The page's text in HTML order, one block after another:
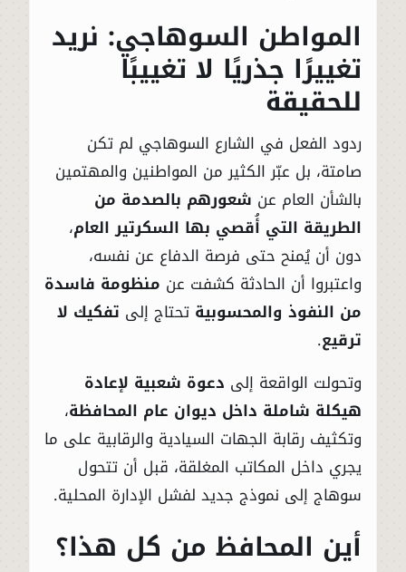
المواطن السوهاجي: نريد
تغييرًا جذريًا لا تغييبًا
للحقيقة
ردود الفعل في الشارع السوهاجي لم تكن
صامتة، بل عبّر الكثير من المواطنين والمهتمين
بالشأن العام عن شعورهم بالصدمة من
الطريقة التي أُقصي بها السكرتير العام،
دون أن يُمنح حتى فرصة الدفاع عن نفسه،
واعتبروا أن الحادثة كشفت عن منظومة فاسدة
من النفوذ والمحسوبية تحتاج إلى تفكيك لا
ترقيع.
وتحولت الواقعة إلى دعوة شعبية لإعادة
هيكلة شاملة داخل ديوان عام المحافظة،
وتكثيف رقابة الجهات السيادية والرقابية على ما
يجري داخل المكاتب المغلقة، قبل أن تتحول
سوهاج إلى نموذج جديد لفشل الإدارة المحلية.
أين المحافظ من كل هذا؟